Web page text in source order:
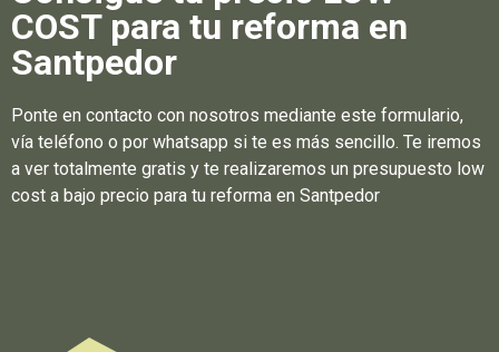
COST para tu reforma en
Santpedor
Ponte en contacto con nosotros mediante este formulario,
vía teléfono o por whatsapp si te es más sencillo. Te iremos
a ver totalmente gratis y te realizaremos un presupuesto low
cost a bajo precio para tu reforma en Santpedor